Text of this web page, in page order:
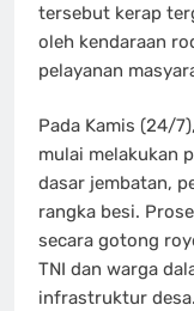
tersebut kerap
oleh kendaraan
pelayanan
Pada Kamis (24/
mulai melakukan
dasar jembatan,
rangka besi.
secara gotong
TNI dan warga
infrastruktur desa.